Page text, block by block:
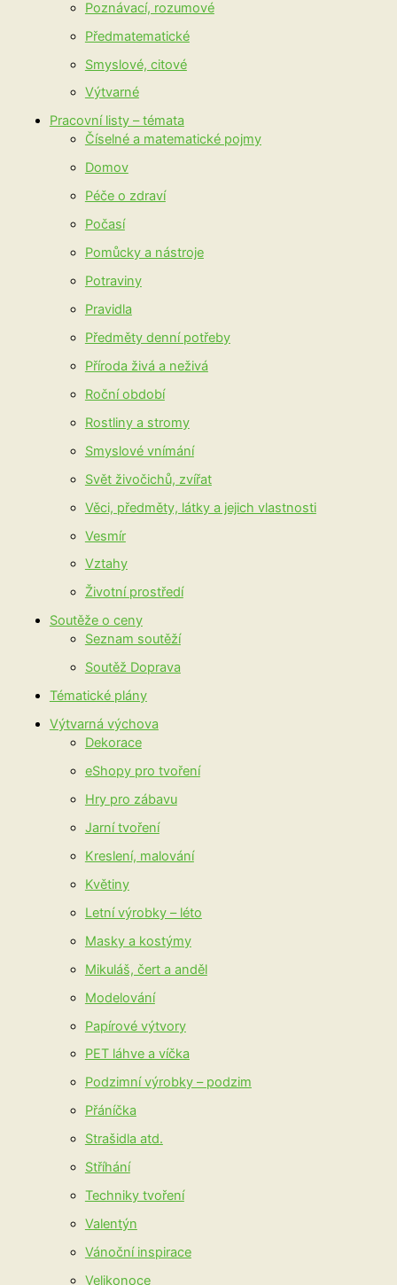
Poznávací, rozumové
Předmatematické
Smyslové, citové
Výtvarné
Pracovní listy – témata
Číselné a matematické pojmy
Domov
Péče o zdraví
Počasí
Pomůcky a nástroje
Potraviny
Pravidla
Předměty denní potřeby
Příroda živá a neživá
Roční období
Rostliny a stromy
Smyslové vnímání
Svět živočichů, zvířat
Věci, předměty, látky a jejich vlastnosti
Vesmír
Vztahy
Životní prostředí
Soutěže o ceny
Seznam soutěží
Soutěž Doprava
Tématické plány
Výtvarná výchova
Dekorace
eShopy pro tvoření
Hry pro zábavu
Jarní tvoření
Kreslení, malování
Květiny
Letní výrobky – léto
Masky a kostýmy
Mikuláš, čert a anděl
Modelování
Papírové výtvory
PET láhve a víčka
Podzimní výrobky – podzim
Přáníčka
Strašidla atd.
Stříhání
Techniky tvoření
Valentýn
Vánoční inspirace
Velikonoce